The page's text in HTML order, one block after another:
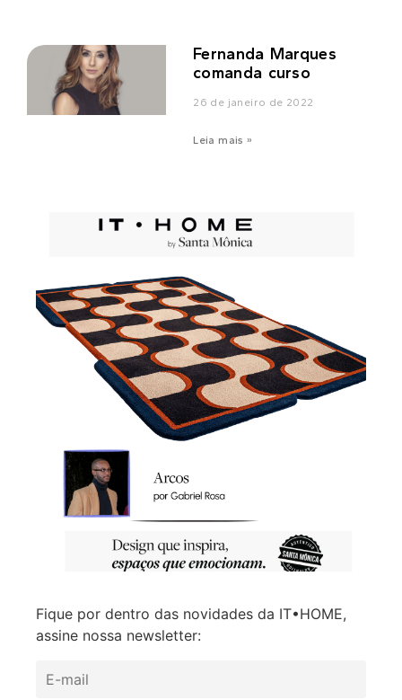
Fernanda Marques
comanda curso
26 de janeiro de 2022
Leia mais »
Fique por dentro das novidades da IT•HOME,
assine nossa newsletter: